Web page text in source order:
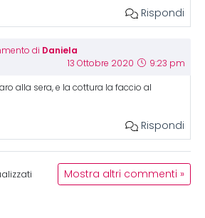
Rispondi
di Daniela
13 Ottobre 2020 9:23 pm
alla sera, e la cottura la faccio al
Rispondi
Mostra altri commenti »